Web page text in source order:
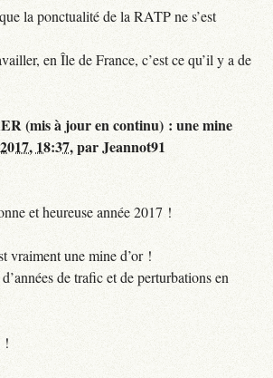
la ponctualité de la RATP ne s’est
en Île de France, c’est ce qu’il y a de
(mis à jour en continu) : une mine
18:37,parJeannot91
et heureuse année 2017 !
vraiment une mine d’or !
de trafic et de perturbations en
!